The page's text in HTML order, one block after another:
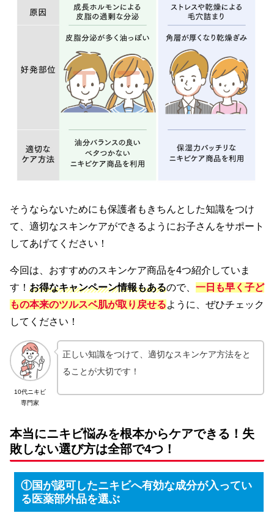
そうならないためにも保護者もきちんとした知識をつけ
て、適切なスキンケアができるようにお子さんをサポート
してあげてください！
今回は、おすすめのスキンケア商品を4つ紹介していま
す！ お得なキャンペーン情報もあるので、 一日も早く子ど
もの本来のツルスベ肌が取り戻せるように、ぜひチェック
してください！
10代ニキビ
専門家
正しい知識をつけて、適切なスキンケア方法をと
ることが大切です！
本当にニキビ悩みを根本からケアできる！失
敗しない選び方は全部で4つ！
①国が認可したニキビへ有効な成分が入ってい
る医薬部外品を選ぶ